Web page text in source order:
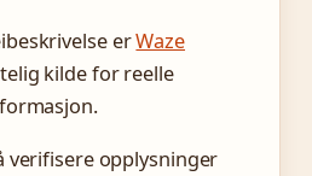
erWaze
kilde for reelle
verifisere opplysninger